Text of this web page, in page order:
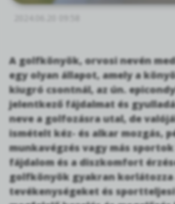
A golfkönyök, orvosi nevén
egy olyan állapot, amely a
kiugró csontnál, az ún.
jelentkező fájdalmat és
neve a golfozásra utal, de
ismételt kéz- és alkar mozgás,
munkavégzés vagy más
fájdalom és a diszkomfort
golfkönyök gyakran korlátozza
tevékenységeket és